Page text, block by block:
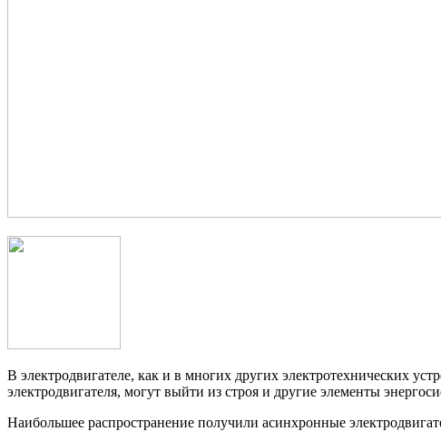
В электродвигателе, как и в многих других электротехнических
электродвигателя, могут выйти из строя и другие элементы
Наибольшее распространение получили асинхронные